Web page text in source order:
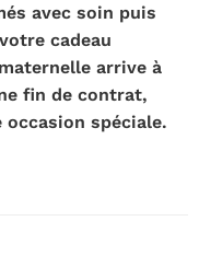
avec soin puis
cadeau
arrive à
fin de contrat,
spéciale.